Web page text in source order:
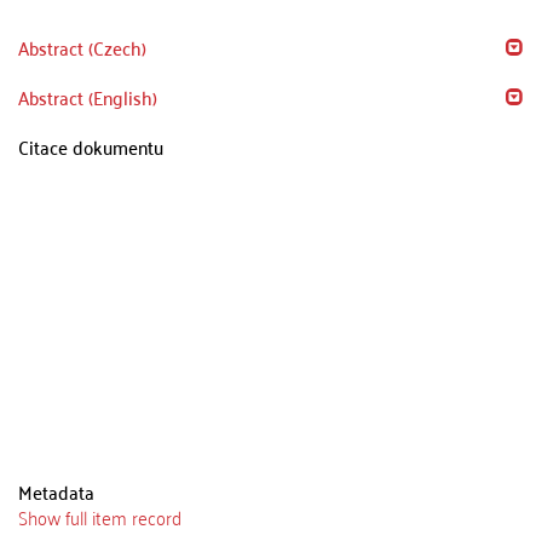
Abstract (Czech)
Abstract (English)
Citace dokumentu
Metadata
Show full item record